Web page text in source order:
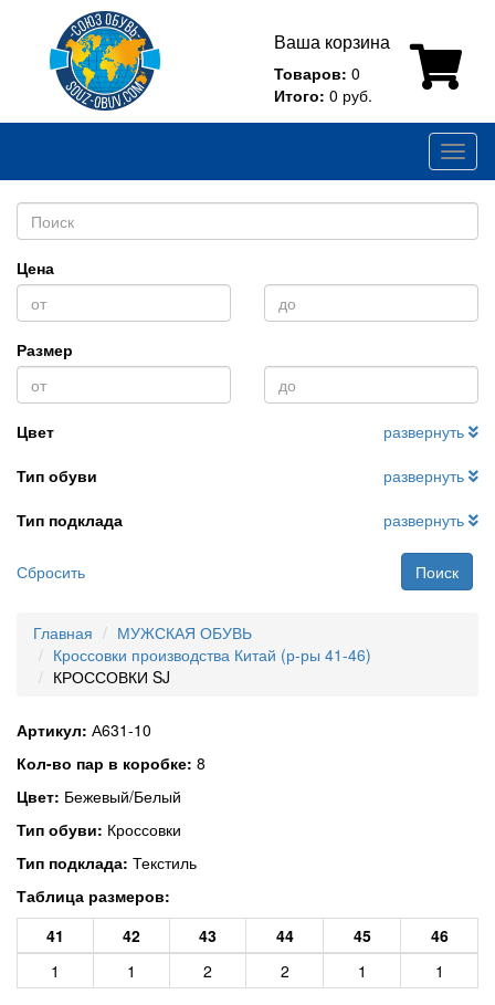
Ваша корзина
Товаров: 0
Итого: 0 руб.
Цена
Размер
Цвет
развернуть
Тип обуви
развернуть
Тип подклада
развернуть
Сбросить Поиск
Главная
МУЖСКАЯ ОБУВЬ
Кроссовки производства Китай (р-ры 41-46)
КРОССОВКИ SJ
Артикул: А631-10
Кол-во пар в коробке: 8
Цвет: Бежевый/Белый
Тип обуви: Кроссовки
Тип подклада: Текстиль
Таблица размеров:
41
42 43 44 45
46
1
1 2 2 1 1